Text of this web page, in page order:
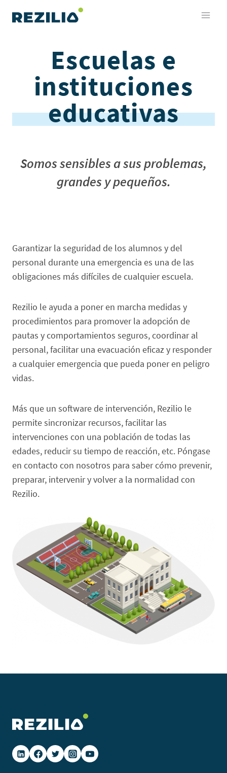
Escuelas e
instituciones
educativas
Somos sensibles a sus problemas,
grandes y pequeños.
Garantizar la seguridad de los alumnos y del
personal durante una emergencia es una de las
obligaciones más difíciles de cualquier escuela.
Rezilio le ayuda a poner en marcha medidas y
procedimientos para promover la adopción de
pautas y comportamientos seguros, coordinar al
personal, facilitar una evacuación eficaz y responder
a cualquier emergencia que pueda poner en peligro
vidas.
Más que un software de intervención, Rezilio le
permite sincronizar recursos, facilitar las
intervenciones con una población de todas las
edades, reducir su tiempo de reacción, etc. Póngase
en contacto con nosotros para saber cómo prevenir,
preparar, intervenir y volver a la normalidad con
Rezilio.